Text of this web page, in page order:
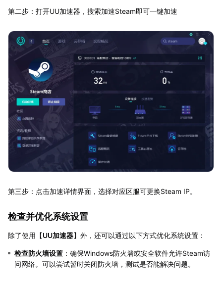
第二步：打开UU加速器，搜索加速Steam即可一键加速
第三步：点击加速详情界面，选择对应区服可更换Steam IP。
检查并优化系统设置
除了使用【UU加速器】外，还可以通过以下方式优化系统设置：
检查防火墙设置 ：确保Windows防火墙或安全软件允许Steam访
问网络。可以尝试暂时关闭防火墙，测试是否能解决问题。